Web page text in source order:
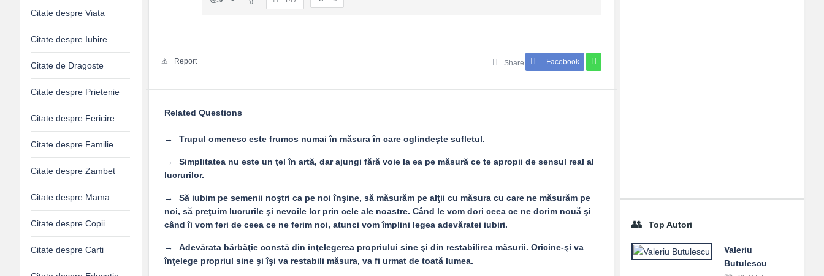
Share Facebook
Report
Related Questions
Trupul omenesc este frumos numai în măsura în care oglindeşte sufletul.
Simplitatea nu este un ţel în artă, dar ajungi fără voie la ea pe măsură ce te apropii de sensul real al
lucrurilor.
Să iubim pe semenii noştri ca pe noi înşine, să măsurăm pe alţii cu măsura cu care ne măsurăm pe
noi, să preţuim lucrurile şi nevoile lor prin cele ale noastre. Când le vom dori ceea ce ne dorim nouă şi
când îi vom feri de ceea ce ne ferim noi, atunci vom împlini legea adevăratei iubiri.
Adevărata bărbăţie constă din înţelegerea propriului sine şi din restabilirea măsurii. Oricine-şi va
înţelege propriul sine şi îşi va restabili măsura, va fi urmat de toată lumea.
Top Autori
Valeriu
Butulescu
Citate despre Viata
Citate despre Iubire
Citate de Dragoste
Citate despre Prietenie
Citate despre Fericire
Citate despre Familie
Citate despre Zambet
Citate despre Mama
Citate despre Copii
Citate despre Carti